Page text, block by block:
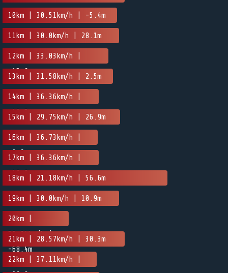
10km | 30.51km/h | -5.4m
11km | 30.0km/h | 28.1m
12km | 33.03km/h |
-15.6m
13km | 31.58km/h | 2.5m
14km | 36.36km/h |
-18.5m
15km | 29.75km/h | 26.9m
16km | 36.73km/h |
-9.6m
17km | 36.36km/h |
-16.8m
18km | 21.18km/h | 56.6m
19km | 30.0km/h | 10.9m
20km |
52.94km/h |
-68.4m
21km | 28.57km/h | 30.3m
22km | 37.11km/h |